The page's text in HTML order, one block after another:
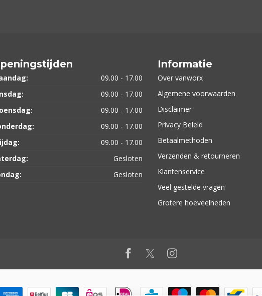
09.00 - 17.00
09.00 - 17.00
09.00 - 17.00
09.00 - 17.00
09.00 - 17.00
Gesloten
Gesloten
Informatie
Over vanworx
Algemene voorwaarden
Disclaimer
Privacy Beleid
Betaalmethoden
Verzenden & retourneren
Klantenservice
Veel gestelde vragen
Grotere hoeveelheden